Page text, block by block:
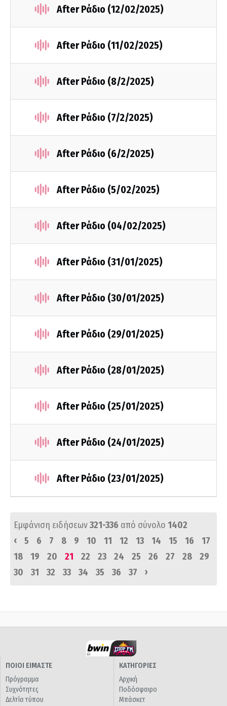
After Ράδιο (12/02/2025)
After Ράδιο (11/02/2025)
After Ράδιο (8/2/2025)
After Ράδιο (7/2/2025)
After Ράδιο (6/2/2025)
After Ράδιο (5/02/2025)
After Ράδιο (04/02/2025)
After Ράδιο (31/01/2025)
After Ράδιο (30/01/2025)
After Ράδιο (29/01/2025)
After Ράδιο (28/01/2025)
After Ράδιο (25/01/2025)
After Ράδιο (24/01/2025)
After Ράδιο (23/01/2025)
Εμφάνιση ειδήσεων321-336 από σύνολο 1402
‹
5 6 7 8 9 10 11 12 13 14 15 16
17
18
19 20 21 22 23 24 25 26 27 28
29
30
31 32 33 34 35 36 37 ›
ΠΟΙΟΙ ΕΙΜΑΣΤΕ
Πρόγραμμα
Συχνότητες
Δελτία τύπου
ΚΑΤΗΓΟΡΙΕΣ
Αρχική
Ποδόσφαιρο
Μπάσκετ